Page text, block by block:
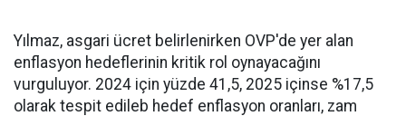
Yılmaz, asgari ücret belirlenirken OVP'de yer alan
enflasyon hedeflerinin kritik rol oynayacağını
vurguluyor. 2024 için yüzde 41,5, 2025 içinse %17,5
olarak tespit edileb hedef enflasyon oranları, zam